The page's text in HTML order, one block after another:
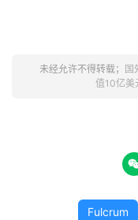
未经允许不得转载； 国
值10亿美
Fulcrum